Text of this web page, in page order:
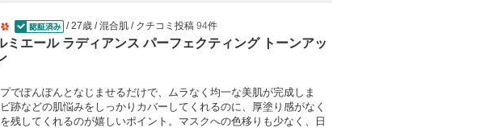
50
人
上
の
認証済
/ 27歳 / 混合肌 / クチコミ投稿 94件
ミエール ラディアンス パーフェクティング トーンアッ
でぽんぽんとなじませるだけで、ムラなく均一な美肌が完成しま
跡などの肌悩みをしっかりカバーしてくれるのに、厚塗り感がなく
残してくれるのが嬉しいポイント。マスクへの色移りも少なく、日